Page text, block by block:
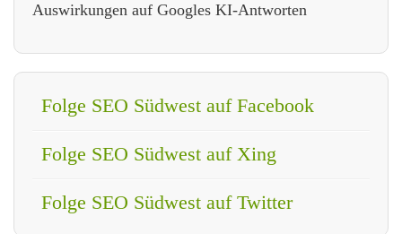
Auswirkungen auf Googles KI-Antworten
Folge SEO Südwest auf Facebook
Folge SEO Südwest auf Xing
Folge SEO Südwest auf Twitter